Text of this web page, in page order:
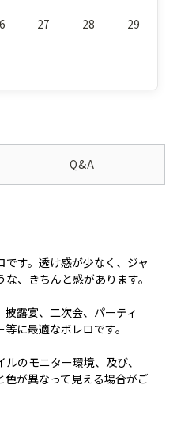
27 28 29
Q&A
す。透け感が少なく、ジャ
、きちんと感があります。
披露宴、二次会、パーティ
に最適なボレロです。
のモニター環境、及び、
が異なって見える場合がご